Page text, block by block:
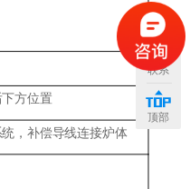
方位置
，补偿导线连接炉体
联系
顶部